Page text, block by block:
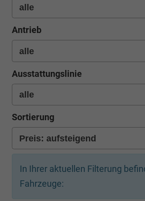
Antrieb
Ausstattungslinie
Sortierung
In Ihrer aktuellen Filterung
Fahrzeuge: